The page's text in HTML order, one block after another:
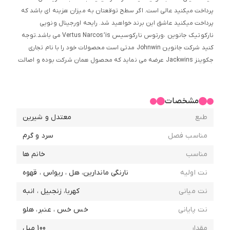
پرداخت میکنید عالی است. اگر سطح توقعتان به میزان هزینه ای باشد که
پرداخت میکنید عاشق این برند خواهید شد. رایحه اورجینال ونویی
نارکوتیک جانوین ،ورتوس نارکوسیس Vertus Narcos’is می باشد.توجه
کنید شرکت جانوین Johnwin مدتی است محصولات خود را با نام تجاری
جکوینز Jackwins عرضه می نماید که محصول همان شرکت بوده و اصالت
معنای مغایرت محصول ارسالی با تصویر در سایت نمی باشد و شامل شرایط
مشخصات
طبع
معتدل و شیرین
مناسب فصل
سرد و گرم
مناسب
خانم ها
نت اولیه
نارنگی ماندارین، هل ، ریواس ، قهوه
نت میانی
کهربا، زنجبیل ، انبه
نت پایانی
خس خس ، عنبر، هلو